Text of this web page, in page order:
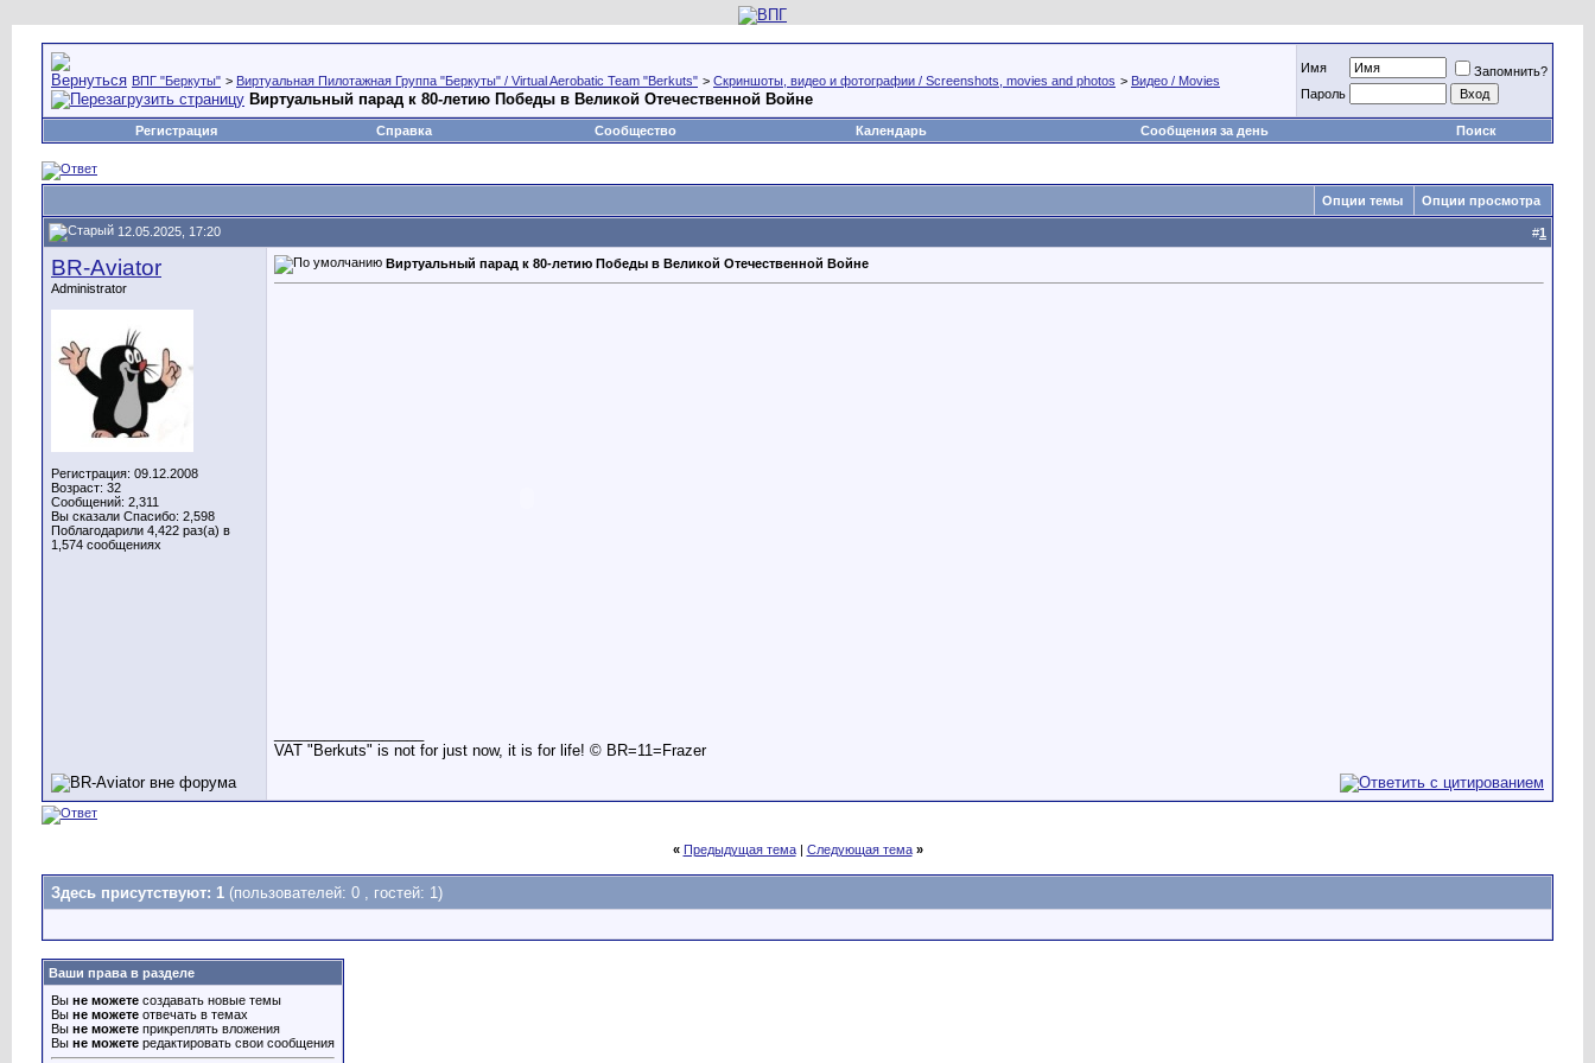
ВПГ "Беркуты" > Виртуальная Пилотажная Группа "Беркуты" / Virtual Aerobatic Team "Berkuts" > Скриншоты, видео и фотографии / Screenshots, movies and photos > Видео / Movies
Виртуальный парад к 80-летию Победы в Великой Отечественной Войне
Имя
Запомнить?
Пароль
Регистрация Справка Сообщество Календарь Сообщения за день Поиск
Опции темы Опции просмотра
12.05.2025, 17:20 #1
BR-Aviator
Administrator
Регистрация: 09.12.2008
Возраст: 32
Сообщений: 2,311
Вы сказали Спасибо: 2,598
Поблагодарили 4,422 раз(а) в
1,574 сообщениях
Виртуальный парад к 80-летию Победы в Великой Отечественной Войне
VAT "Berkuts" is not for just now, it is for life! © BR=11=Frazer
« Предыдущая тема| Следующая тема »
Здесь присутствуют: 1 (пользователей: 0 , гостей: 1)
Ваши права в разделе
Вы не можете создавать новые темы
Вы не можете отвечать в темах
Вы не можете прикреплять вложения
Вы не можете редактировать свои сообщения